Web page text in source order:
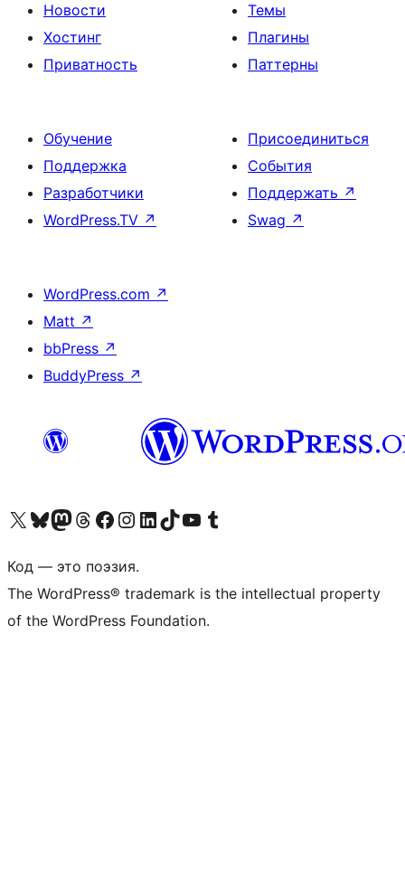
Новости
Хостинг
Приватность
Темы
Плагины
Паттерны
Обучение
Поддержка
Разработчики
WordPress.TV ↗
Присоединиться
События
Поддержать ↗
Swag ↗
WordPress.com ↗
Matt ↗
bbPress ↗
BuddyPress ↗
Посетите нас в X (ранее Twitter)
Посетите нашу учётную запись в Bluesky
Посетите нашу ленту в Mastodon
Посетите нашу учётную запись в Threads
Посетите нашу страницу на Facebook
Посетите наш Instagram
Посетите нашу страницу в LinkedIn
Посетите нашу учётную запись в TikTok
Посетите наш канал YouTube
Посетите нашу учётную запись в Tumblr
Код — это поэзия.
The WordPress® trademark is the intellectual property
of the WordPress Foundation.